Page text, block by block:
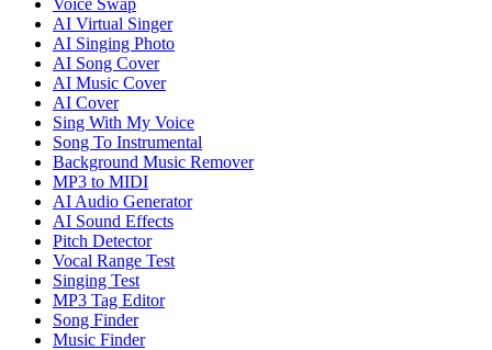
Voice Swap
AI Virtual Singer
AI Singing Photo
AI Song Cover
AI Music Cover
AI Cover
Sing With My Voice
Song To Instrumental
Background Music Remover
MP3 to MIDI
AI Audio Generator
AI Sound Effects
Pitch Detector
Vocal Range Test
Singing Test
MP3 Tag Editor
Song Finder
Music Finder